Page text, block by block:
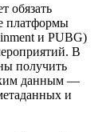
обязать
платформы
и PUBG)
В
получить
данным —
и